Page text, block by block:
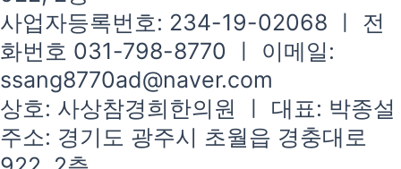
사업자등록번호: 234-19-02068 ㅣ 전
화번호 031-798-8770 ㅣ 이메일:
ssang8770ad@naver.com
상호: 사상참경희한의원 ㅣ 대표: 박종설
주소: 경기도 광주시 초월읍 경충대로